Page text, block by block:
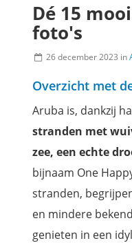
Dé 15
foto's
26 december 2023 in
Overzicht met
Aruba is, dankzij
stranden met
zee, een echte
bijnaam One
stranden,
en mindere
genieten in een